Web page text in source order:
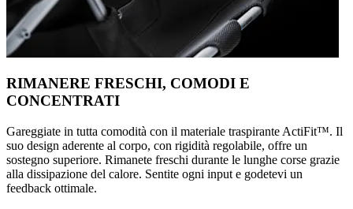
RIMANERE FRESCHI, COMODI E
CONCENTRATI
Gareggiate in tutta comodità con il materiale traspirante ActiFit™️. Il
suo design aderente al corpo, con rigidità regolabile, offre un
sostegno superiore. Rimanete freschi durante le lunghe corse grazie
alla dissipazione del calore. Sentite ogni input e godetevi un
feedback ottimale.